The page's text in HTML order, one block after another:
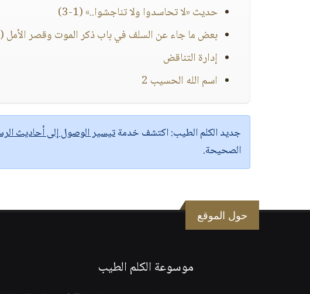
حديث «لا تحاسدوا ولا تناجشوا..» (1-3)
بعض ما جاء عن السلف في باب ذكر الموت وقصر الأمل (2-3)
إدارة التناقض
اسم الله الحسيب 2
جديد الكلم الطيب:اكتشف خدمةتيسير الوصول إلى أحاديث
الصحيحة.
حول الموقع
موسوعة الكلم الطيب